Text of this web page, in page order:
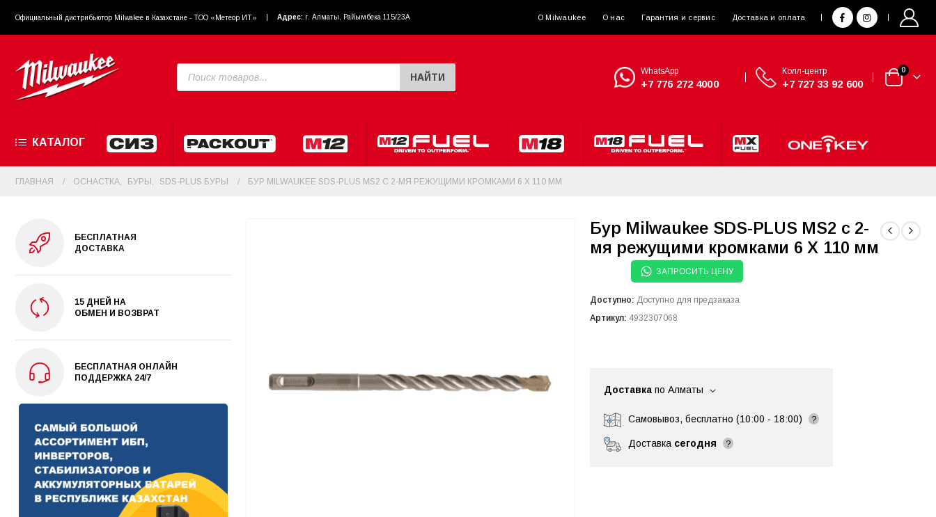
Официальный диcтрибьютор Milwakee в Казахстане - ТОО «Метеор ИТ» Адрес: г. Алматы, Райымбека 115/23A О Milwaukee О нас Гарантия и сервис Доставка и оплата
НАЙТИ
WhatsApp
+7 776 272 4000
Колл-центр
+7 727 33 92 600
0
КАТАЛОГ
ГЛАВНАЯ ОСНАСТКА БУРЫ SDS-PLUS БУРЫ БУР MILWAUKEE SDS-PLUS MS2 С 2-МЯ РЕЖУЩИМИ КРОМКАМИ 6 X 110 ММ
Бур Milwaukee SDS-PLUS MS2 с 2-
мя режущими кромками 6 X 110 мм
ЗАПРОСИТЬ ЦЕНУ
Доступно: Доступно для предзаказа
Артикул: 4932307068
Доставка по Алматы
Самовывоз, бесплатно (10:00 - 18:00) ?
Доставка сегодня ?
БЕСПЛАТНАЯ
ДОСТАВКА
15 ДНЕЙ НА
ОБМЕН И ВОЗВРАТ
БЕСПЛАТНАЯ ОНЛАЙН
ПОДДЕРЖКА 24/7